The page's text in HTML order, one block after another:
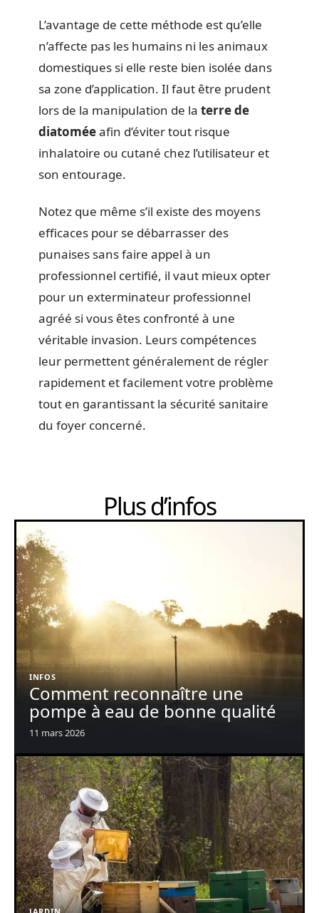
L’avantage de cette méthode est qu’elle
n’affecte pas les humains ni les animaux
domestiques si elle reste bien isolée dans
sa zone d’application. Il faut être prudent
lors de la manipulation de la terre de
diatoméeafin d’éviter tout risque
inhalatoire ou cutané chez l’utilisateur et
son entourage.
Notez que même s’il existe des moyens
efficaces pour se débarrasser des
punaises sans faire appel à un
professionnel certifié, il vaut mieux opter
pour un exterminateur professionnel
agréé si vous êtes confronté à une
véritable invasion. Leurs compétences
leur permettent généralement de régler
rapidement et facilement votre problème
tout en garantissant la sécurité sanitaire
du foyer concerné.
Plus d’infos
INFOS
Comment reconnaître une
pompe à eau de bonne qualité
11 mars 2026